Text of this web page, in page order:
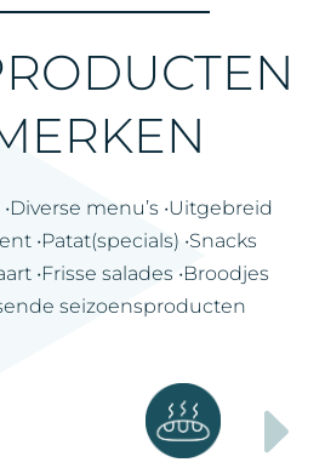
menu’s •Uitgebreid
•Patat(specials) •Snacks
•Frisse salades •Broodjes
seizoensproducten